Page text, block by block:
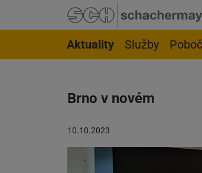
Přejít na navigaci
Přejít na stránku hledání
Přejít na hlavní obsah
Přejít na zápatí
Aktuality Služby
Brno v novém
Článek
10.10.2023